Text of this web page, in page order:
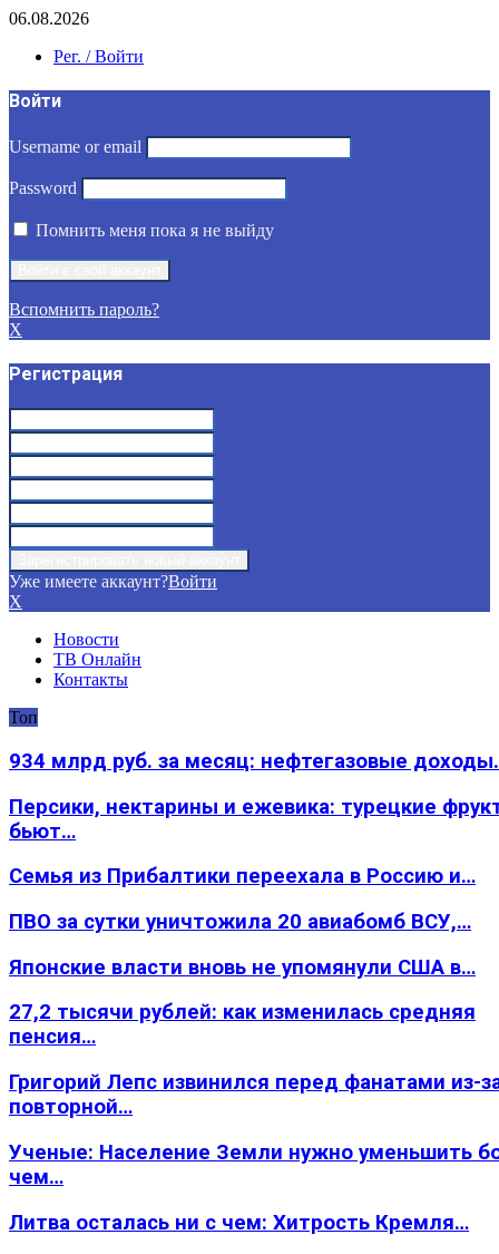
06.08.2026
Рег. / Войти
Войти
Username or email
Password
Помнить меня пока я не выйду
Вспомнить пароль?
X
Регистрация
Уже имеете аккаунт?Войти
X
Новости
ТВ Онлайн
Контакты
Топ
934 млрд руб. за месяц: нефтегазовые
Персики, нектарины и ежевика: турецкие
бьют…
Семья из Прибалтики переехала в Россию и…
ПВО за сутки уничтожила 20 авиабомб ВСУ,…
Японские власти вновь не упомянули США в…
27,2 тысячи рублей: как изменилась средняя
пенсия…
Григорий Лепс извинился перед фанатами из-
повторной…
Ученые: Население Земли нужно уменьшить
чем…
Литва осталась ни с чем: Хитрость Кремля…